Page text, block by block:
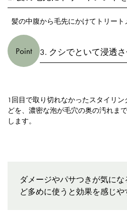
髪の中腹から毛先にかけてトリー
Point 3. クシでといて浸透
1回目で取り切れなかったスタイリン
どを、濃密な泡が毛穴の奥の汚れま
します。
ダメージやパサつきが気に
ど多めに使うと効果を感じや